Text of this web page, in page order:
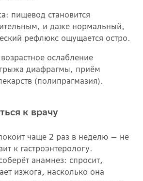
пищевод становится
и даже нормальный,
рефлюкс ощущается остро.
ослабление
диафрагмы, приём
(полипрагмазия).
к врачу
чаще 2 раз в неделю — не
к гастроэнтерологу.
анамнез: спросит,
изжога, насколько она